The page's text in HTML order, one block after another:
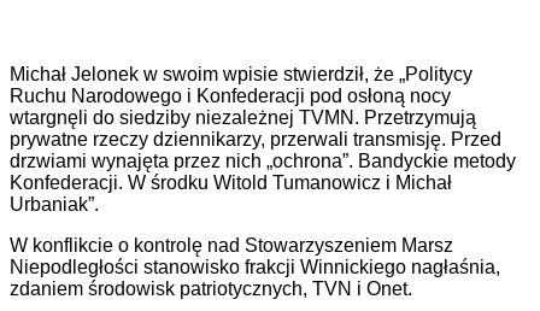
Michał Jelonek w swoim wpisie stwierdził, że „Politycy
Ruchu Narodowego i Konfederacji pod osłoną nocy
wtargnęli do siedziby niezależnej TVMN. Przetrzymują
prywatne rzeczy dziennikarzy, przerwali transmisję. Przed
drzwiami wynajęta przez nich „ochrona”. Bandyckie metody
Konfederacji. W środku Witold Tumanowicz i Michał
Urbaniak”.
W konflikcie o kontrolę nad Stowarzyszeniem Marsz
Niepodległości stanowisko frakcji Winnickiego nagłaśnia,
zdaniem środowisk patriotycznych, TVN i Onet.